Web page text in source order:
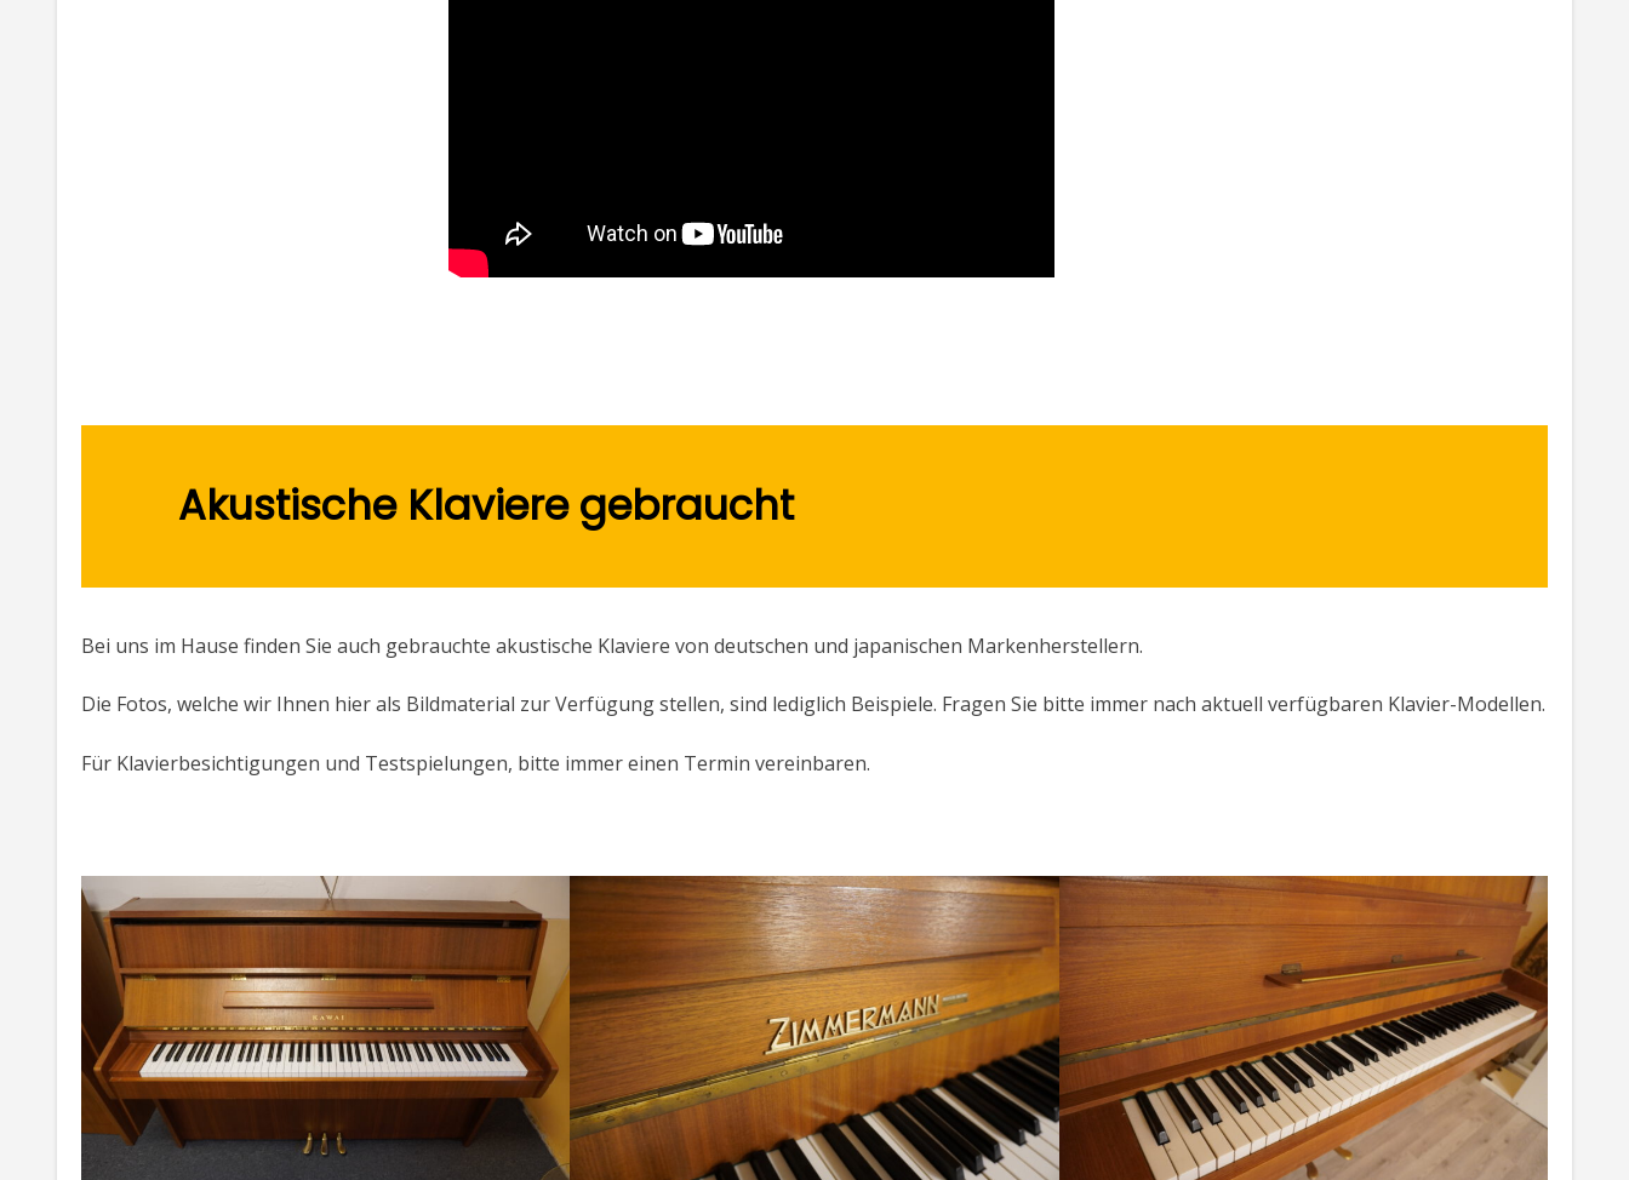
Akustische Klaviere gebraucht
Bei uns im Hause finden Sie auch gebrauchte akustische Klaviere von deutschen und japanischen Markenherstellern.
Die Fotos, welche wir Ihnen hier als Bildmaterial zur Verfügung stellen, sind lediglich Beispiele. Fragen Sie bitte immer nach aktuell verfügbaren Klavier-Modellen.
Für Klavierbesichtigungen und Testspielungen, bitte immer einen Termin vereinbaren.